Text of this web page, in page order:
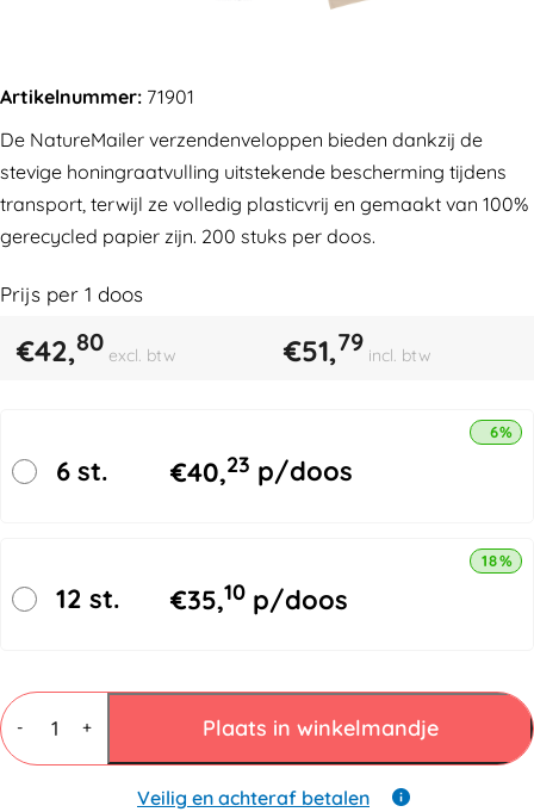
Artikelnummer: 71901
De NatureMailer verzendenveloppen bieden dankzij de
stevige honingraatvulling uitstekende bescherming tijdens
transport, terwijl ze volledig plasticvrij en gemaakt van 100%
gerecycled papier zijn. 200 stuks per doos.
Prijs per 1 doos
€42,80 excl. btw €51,79 incl. btw
6 st. €40,23 p/doos
6%
12 st. €35,10 p/doos
18%
-
NatureMailer
enveloppen
180x260mm
aantal
+ Plaats in winkelmandje
Veilig en achteraf betalen